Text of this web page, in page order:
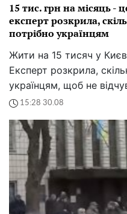
15 тис. грн на місяць -
експерт розкрила,
потрібно українцям
Жити на 15 тисяч у
Експерт розкрила,
українцям, щоб не
15:28 30.08